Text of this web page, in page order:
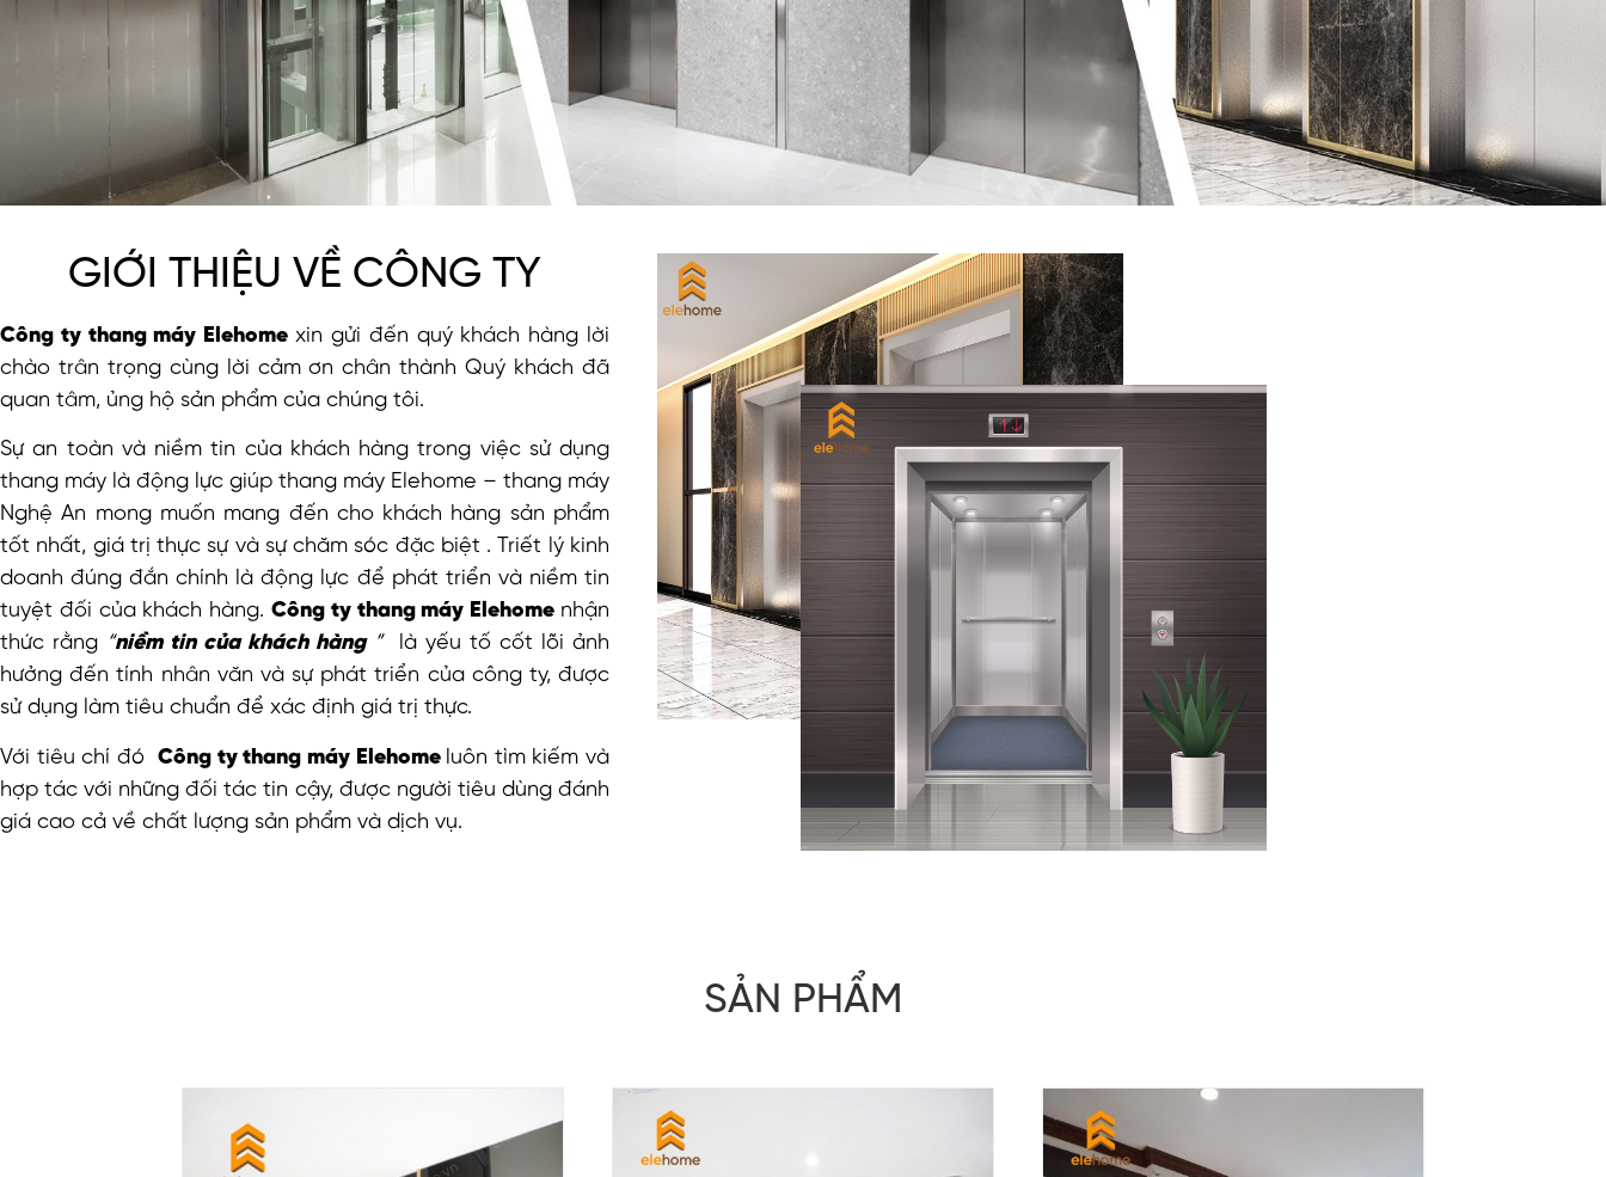
GIỚI THIỆU VỀ CÔNG TY
Công ty thang máy Elehomexin gửi đến quý khách hàng lời
chào trân trọng cùng lời cảm ơn chân thành Quý khách đã
quan tâm, ủng hộ sản phẩm của chúng tôi.
Sự an toàn và niềm tin của khách hàng trong việc sử dụng
thang máy là động lực giúp thang máy Elehome – thang máy
Nghệ An mong muốn mang đến cho khách hàng sản phẩm
tốt nhất, giá trị thực sự và sự chăm sóc đặc biệt . Triết lý kinh
doanh đúng đắn chính là động lực để phát triển và niềm tin
tuyệt đối của khách hàng. Công ty thang máy Elehome nhận
thức rằng “niềm tin của khách hàng ”là yếu tố cốt lõi ảnh
hưởng đến tính nhân văn và sự phát triển của công ty, được
sử dụng làm tiêu chuẩn để xác định giá trị thực.
Với tiêu chí đóCông ty thang máy Elehome luôn tìm kiếm và
hợp tác với những đối tác tin cậy, được người tiêu dùng đánh
giá cao cả về chất lượng sản phẩm và dịch vụ.
SẢN PHẨM